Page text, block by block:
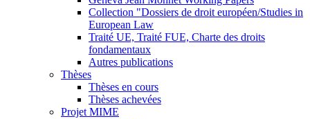
Collection "Dossiers de droit européen/Studies in
European Law
Traité UE, Traité FUE, Charte des droits
fondamentaux
Autres publications
Thèses
Thèses en cours
Thèses achevées
Projet MIME